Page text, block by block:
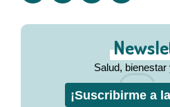
Salud,
¡Suscribirme a